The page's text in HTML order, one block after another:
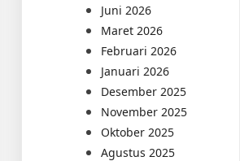
Juni 2026
Maret 2026
Februari 2026
Januari 2026
Desember 2025
November 2025
Oktober 2025
Agustus 2025